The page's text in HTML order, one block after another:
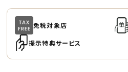
免税対象店
提示特典サービス